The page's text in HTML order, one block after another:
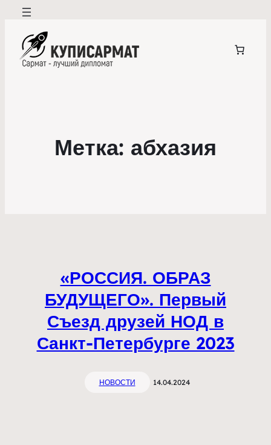
Метка: абхазия
«РОССИЯ. ОБРАЗ
БУДУЩЕГО». Первый
Съезд друзей НОД в
Санкт-Петербурге 2023
НОВОСТИ 14.04.2024